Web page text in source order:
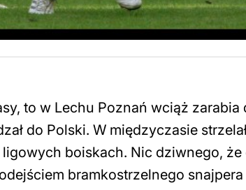
to w Lechu Poznań wciąż zarabia
do Polski. W międzyczasie
boiskach. Nic dziwnego, że
bramkostrzelnego